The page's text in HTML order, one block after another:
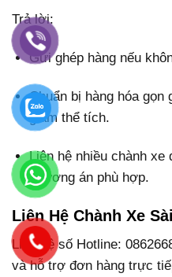
Trả lời:
Gửi ghép hàng nếu
Chuẩn bị hàng hóa gọn
giảm thể tích.
Liên hệ nhiều chành xe
phương án phù hợp.
Liên Hệ Chành Xe
Liên hệ số Hotline:
và hỗ trợ đơn hàng trực